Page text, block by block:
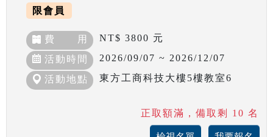
限會員
費 用 NT$ 3800 元
活動時間 2026/09/07 ~ 2026/12/07
活動地點 東方工商科技大樓5樓教室6
正取額滿，備取剩 10 名